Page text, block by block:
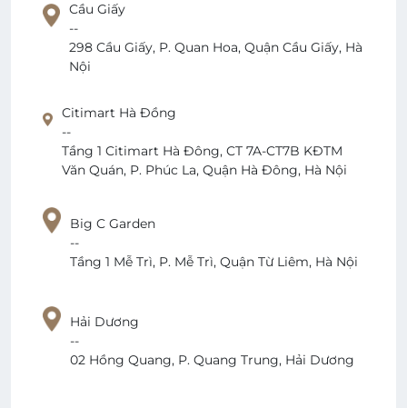
Cầu Giấy
--
298 Cầu Giấy, P. Quan Hoa, Quận Cầu Giấy, Hà
Nội
Citimart Hà Đồng
--
Tầng 1 Citimart Hà Đông, CT 7A-CT7B KĐTM
Văn Quán, P. Phúc La, Quận Hà Đông, Hà Nội
Big C Garden
--
Tầng 1 Mễ Trì, P. Mễ Trì, Quận Từ Liêm, Hà Nội
Hải Dương
--
02 Hồng Quang, P. Quang Trung, Hải Dương